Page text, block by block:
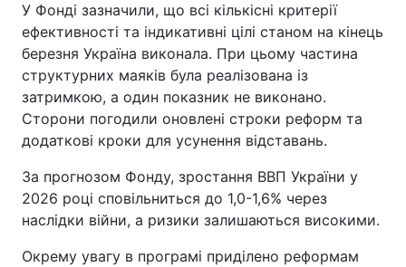
У Фонді зазначили, що всі кількісні критерії
ефективності та індикативні цілі станом на кінець
березня Україна виконала. При цьому частина
структурних маяків була реалізована із
затримкою, а один показник не виконано.
Сторони погодили оновлені строки реформ та
додаткові кроки для усунення відставань.
За прогнозом Фонду, зростання ВВП України у
2026 році сповільниться до 1,0-1,6% через
наслідки війни, а ризики залишаються високими.
Окрему увагу в програмі приділено реформам